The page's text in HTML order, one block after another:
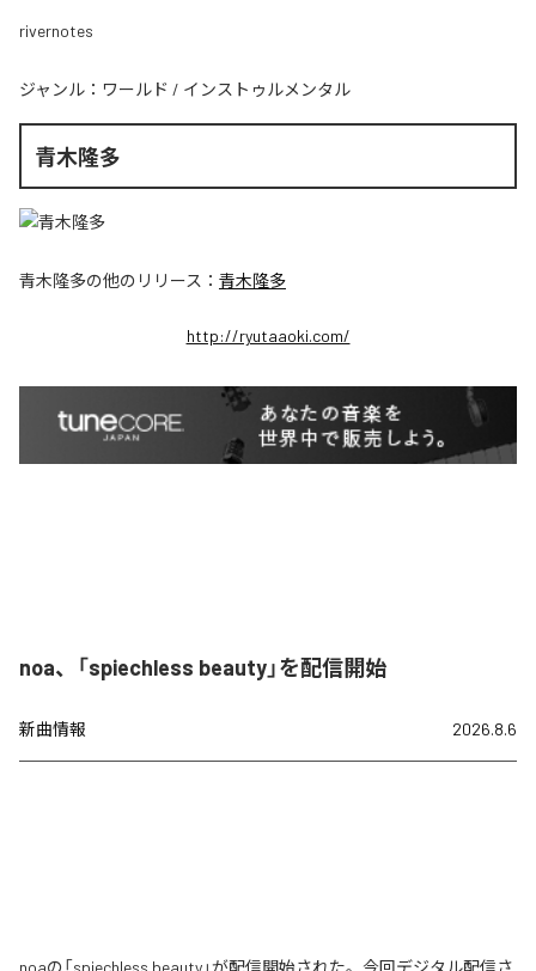
rivernotes
ジャンル： ワールド / インストゥルメンタル
青木隆多
青木隆多の他のリリース： 青木隆多
http://ryutaaoki.com/
noa、「spiechless beauty」を配信開始
新曲情報 2026.8.6
noaの「spiechless beauty」が配信開始された。今回デジタル配信さ